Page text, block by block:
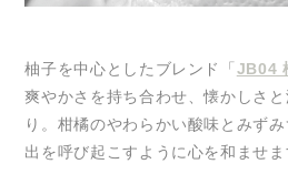
柚子を中心としたブレンド「 JB04
爽やかさを持ち合わせ、懐かしさ
り。柑橘のやわらかい酸味とみず
出を呼び起こすように心を和ませま